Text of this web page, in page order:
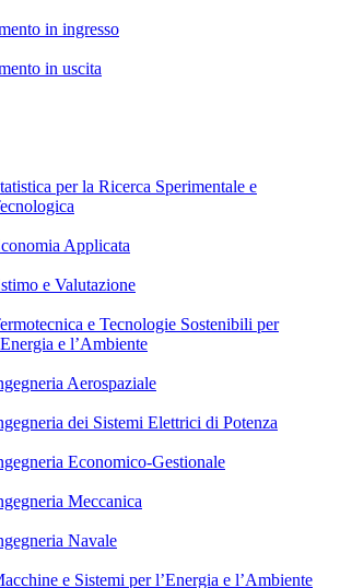
in ingresso
in uscita
per la Ricerca Sperimentale e
Applicata
e Valutazione
e Tecnologie Sostenibili per
e l’Ambiente
Aerospaziale
dei Sistemi Elettrici di Potenza
Economico-Gestionale
Meccanica
Navale
e Sistemi per l’Energia e l’Ambiente